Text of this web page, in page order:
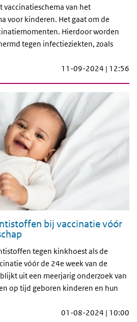
vaccinatieschema van het
voor kinderen. Het gaat om de
Hierdoor worden
tegen infectieziekten, zoals
11-09-2024 | 12:56
bij vaccinatie vóór
tegen kinkhoest als de
vóór de 24e week van de
uit een meerjarig onderzoek van
op tijd geboren kinderen en hun
01-08-2024 | 10:00